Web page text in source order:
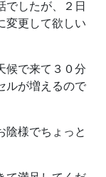
でしたが、２日
変更して欲しい
候で来て３０分
ルが増えるので
陰様でちょっと